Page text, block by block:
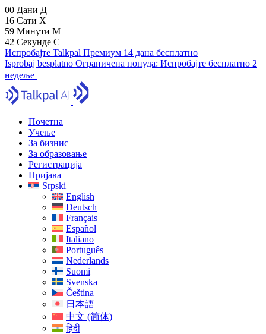
00 Дани Д
16 Сати Х
59 Минути М
41 Секунде С
Испробајте Talkpal Премиум 14 дана бесплатно
Isprobaj besplatno Ограничена понуда: Испробајте бесплатно 2
недеље
Почетна
Учење
За бизнис
За образовање
Регистрација
Пријава
Srpski
English
Deutsch
Français
Español
Italiano
Português
Nederlands
Suomi
Svenska
Čeština
日本語
中文 (简体)
हिंदी